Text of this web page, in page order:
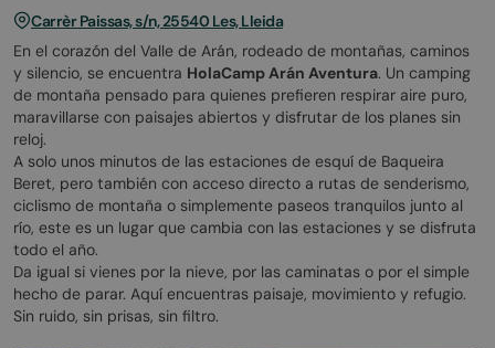
Carrèr Paissas, s/n, 25540 Les, Lleida
En el corazón del Valle de Arán, rodeado de montañas, caminos
y silencio, se encuentra HolaCamp Arán Aventura. Un camping
de montaña pensado para quienes prefieren respirar aire puro,
maravillarse con paisajes abiertos y disfrutar de los planes sin
reloj.
A solo unos minutos de las estaciones de esquí de Baqueira
Beret, pero también con acceso directo a rutas de senderismo,
ciclismo de montaña o simplemente paseos tranquilos junto al
río, este es un lugar que cambia con las estaciones y se disfruta
todo el año.
Da igual si vienes por la nieve, por las caminatas o por el simple
hecho de parar. Aquí encuentras paisaje, movimiento y refugio.
Sin ruido, sin prisas, sin filtro.